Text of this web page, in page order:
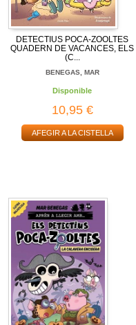
DETECTIUS POCA-ZOOLTES
QUADERN DE VACANCES, ELS
(C...
BENEGAS, MAR
Disponible
10,95 €
AFEGIR A LA CISTELLA